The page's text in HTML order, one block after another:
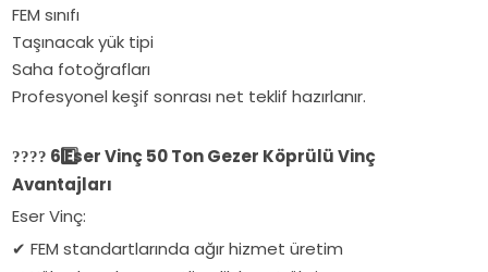
FEM sınıfı
Taşınacak yük tipi
Saha fotoğrafları
Profesyonel keşif sonrası net teklif hazırlanır.
???? 6️Eser Vinç 50 Ton Gezer Köprülü Vinç
Avantajları
Eser Vinç:
✔ FEM standartlarında ağır hizmet üretim